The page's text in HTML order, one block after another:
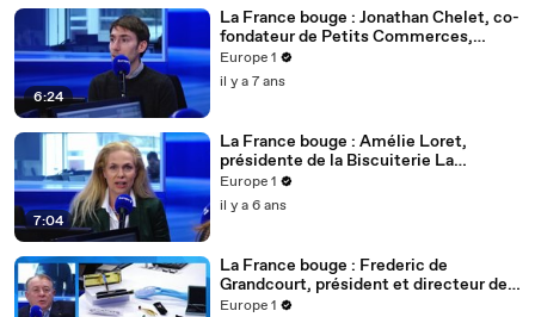
6:24
La France bouge : Jonathan Chelet, co-
fondateur de Petits Commerces,
plateforme qui valorise les commerces
de proximité
Europe 1
il y a 7 ans
7:04
La France bouge : Amélie Loret,
présidente de la Biscuiterie La
Sablésienne
Europe 1
il y a 6 ans
La France bouge : Frederic de
Grandcourt, président et directeur de
général de Vitry Frères
Europe 1